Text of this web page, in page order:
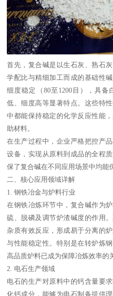
首先，复合碱是以生石灰、熟石
学配比与精细加工而成的基础性
细度稳定（80至1200目），具
低、细度高等显著特点。这些特
中都能保持稳定的化学反应性能
助材料。
在生产过程中，企业严格把控产
设备，实现从原料到成品的全程
保了复合碱在不同应用场景中均能
二、核心应用领域详解
1. 钢铁冶金与炉料行业
在钢铁冶炼环节中，复合碱作为
硫、脱磷及调节炉渣碱度的作用
杂质有效反应，形成易于分离的
与性能稳定性。特别是在转炉炼
高品质炉料已成为保障冶炼效率的
2. 电石生产领域
电石的生产对原料中的钙含量要
化钙成分，能够为电石制备提供